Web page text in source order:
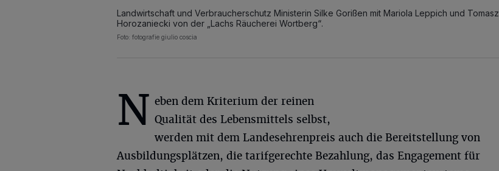
Landwirtschaft und Verbraucherschutz Ministerin Silke Gorißen mit Mariola Leppich und Tomasz
Horozaniecki von der „Lachs Räucherei Wortberg“.
Foto: fotografie giulio coscia
N eben dem Kriterium der reinen
Qualität des Lebensmittels selbst,
werden mit dem Landesehrenpreis auch die Bereitstellung von
Ausbildungsplätzen, die tarifgerechte Bezahlung, das Engagement für